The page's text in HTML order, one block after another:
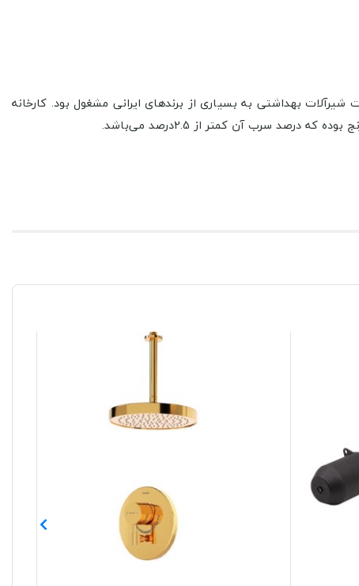
به فروش قطعات شیرآلات بهداشتی به بسیاری از برندهای ایرانی مشغول بود. کارخانه
سرب آن کمتر از 2.5درصد می‌باشد.